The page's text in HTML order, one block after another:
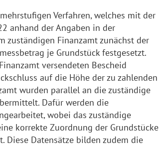
Verfahren, welches mit der
anhand der Angaben in der
zuständigen Finanzamt zunächst der
je Grundstück festgesetzt.
versendeten Bescheid
auf die Höhe der zu zahlenden
wurden parallel an die zuständige
Dafür werden die
wobei das zuständige
korrekte Zuordnung der Grundstücke
Diese Datensätze bilden zudem die